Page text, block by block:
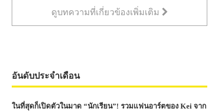
ดูบทความที่เกี่ยวข้องเพิ่มเติม
อันดับประจำเดือน
ในที่สุดก็เปิดตัวในมาด “นักเรียน”! รวมแฟนอาร์ตของ Kei จาก